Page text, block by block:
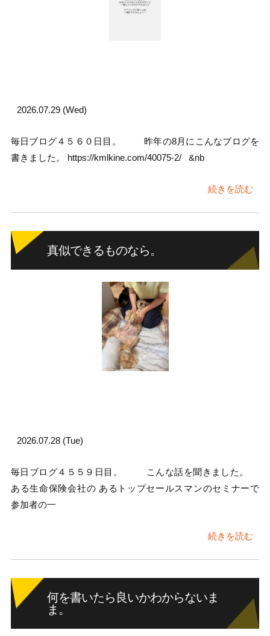
2026.07.29 (Wed)
毎日ブログ４５６０日目。 昨年の8月にこんなブログを
書きました。 https://kmlkine.com/40075-2/ &nb
続きを読む
真似できるものなら。
2026.07.28 (Tue)
毎日ブログ４５５９日目。 こんな話を聞きました。
ある生命保険会社の あるトップセールスマンのセミナーで
参加者の一
続きを読む
何を書いたら良いかわからないま
ま。